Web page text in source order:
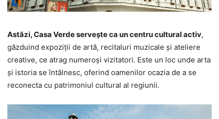
Astăzi, Casa Verde servește ca un centru cultural activ,
găzduind expoziții de artă, recitaluri muzicale și ateliere
creative, ce atrag numeroși vizitatori. Este un loc unde arta
și istoria se întâlnesc, oferind oamenilor ocazia de a se
reconecta cu patrimoniul cultural al regiunii.